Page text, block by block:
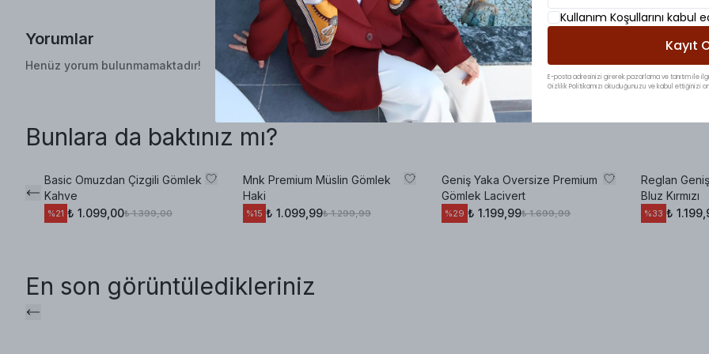
Yorumlar
Henüz yorum bulunmamaktadır!
Bunlara da baktınız mı?
Basic Omuzdan Çizgili Gömlek
Kahve
%21 ₺ 1.099,00₺ 1.399,00
Mnk Premium Müslin Gömlek
Haki
%15 ₺ 1.099,99₺ 1.299,99
Geniş Yaka Oversize Premium
Gömlek Lacivert
%29 ₺ 1.199,99₺ 1.699,99
Reglan
Bluz Kırmızı
%33 ₺
En son görüntüledikleriniz
Kullanım Koşullarını kabul
Kayıt
E-posta adresinizi girerek pazarlama ve tanıtım ile
Gizlilik Politikamızı okuduğunuzu ve kabul ettiğinizi